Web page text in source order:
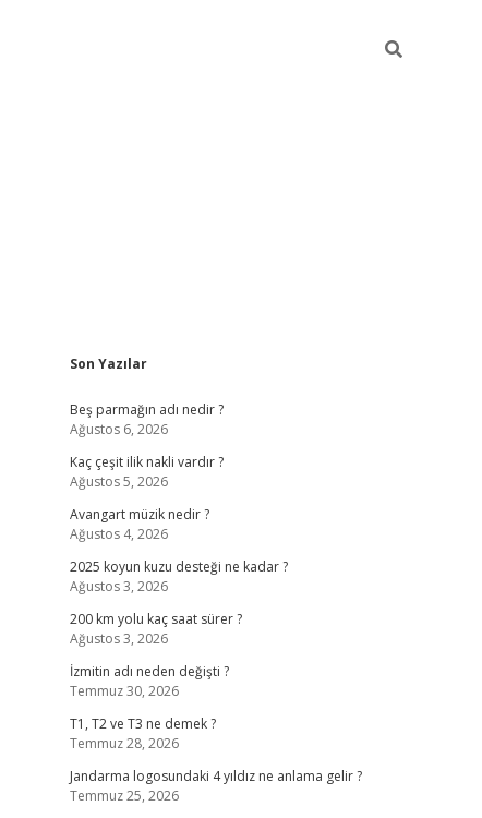
Sidebar
Son Yazılar
Beş parmağın adı nedir ?
Ağustos 6, 2026
Kaç çeşit ilik nakli vardır ?
Ağustos 5, 2026
Avangart müzik nedir ?
Ağustos 4, 2026
2025 koyun kuzu desteği ne kadar ?
Ağustos 3, 2026
200 km yolu kaç saat sürer ?
Ağustos 3, 2026
İzmitin adı neden değişti ?
Temmuz 30, 2026
T1, T2 ve T3 ne demek ?
Temmuz 28, 2026
Jandarma logosundaki 4 yıldız ne anlama gelir ?
Temmuz 25, 2026